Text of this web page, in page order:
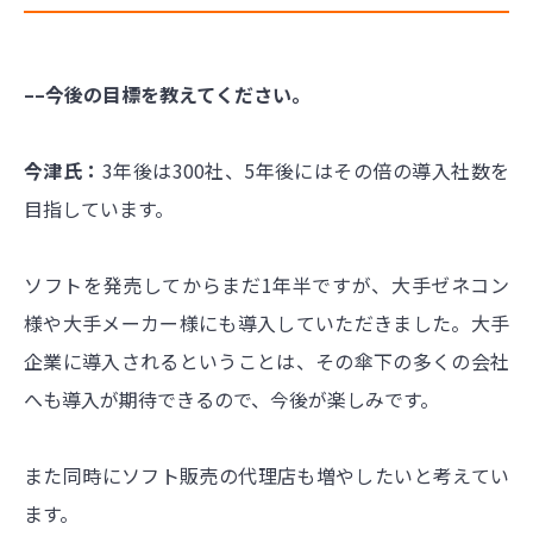
––今後の目標を教えてください。
今津氏： 3年後は300社、5年後にはその倍の導入社数を
目指しています。
ソフトを発売してからまだ1年半ですが、大手ゼネコン
様や大手メーカー様にも導入していただきました。大手
企業に導入されるということは、その傘下の多くの会社
へも導入が期待できるので、今後が楽しみです。
また同時にソフト販売の代理店も増やしたいと考えてい
ます。